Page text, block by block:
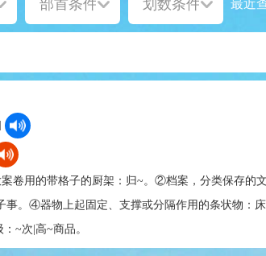
最近
卷用的带格子的厨架：归~。②档案，分类保存的文
事。④器物上起固定、支撑或分隔作用的条状物：
~次|高~商品。